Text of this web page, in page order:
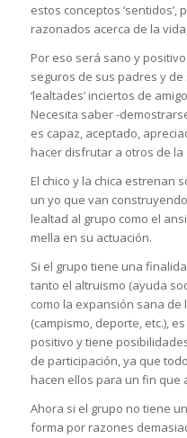
estos conceptos
razonados acerca de la
Por eso será sano y
seguros de sus padres y de
‘lealtades’ inciertos de
Necesita saber -
es capaz, aceptado,
hacer disfrutar a otros de la
El chico y la chica estrenan
un yo que van
lealtad al grupo como el
mella en su actuación.
Si el grupo tiene una
tanto el altruismo (ayuda
como la expansión sana
(campismo, deporte, etc.),
positivo y tiene
de participación, ya que
hacen ellos para un fin que
Ahora si el grupo no tiene
forma por razones